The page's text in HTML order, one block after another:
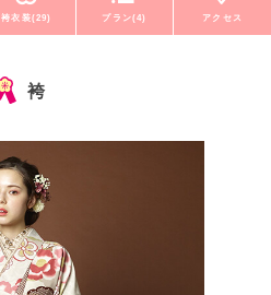
袴衣装(29) プラン(4) アクセス
袴